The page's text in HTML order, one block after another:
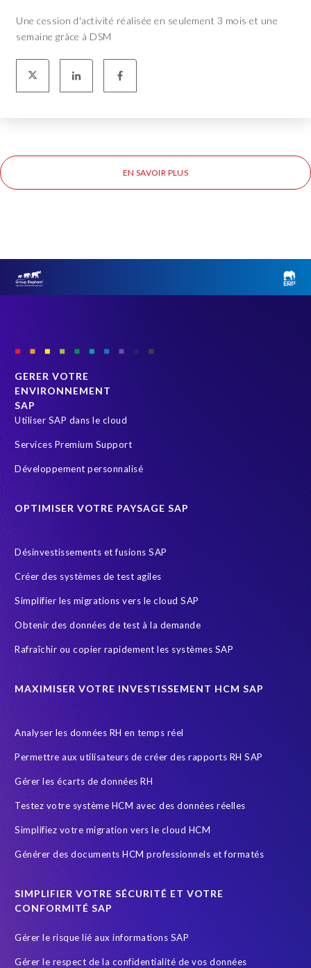
Une cession d'activité réalisée en seulement 3 mois et une
semaine grâce à DSM
EN SAVOIR PLUS
GERER VOTRE
ENVIRONNEMENT
SAP
Utiliser SAP dans le cloud
Services Premium Support
Développement personnalisé
OPTIMISER VOTRE PAYSAGE SAP
Désinvestissements et fusions SAP
Créer des systèmes de test agiles
Simplifier les migrations vers le cloud SAP
Obtenir des données de test à la demande
Rafraîchir ou copier rapidement les systèmes SAP
MAXIMISER VOTRE INVESTISSEMENT HCM SAP
Analyser les données RH en temps réel
Permettre aux utilisateurs de créer des rapports RH SAP
Gérer les écarts de données RH
Testez votre système HCM avec des données réelles
Simplifiez votre migration vers le cloud HCM
Générer des documents HCM professionnels et formatés
SIMPLIFIER VOTRE SÉCURITÉ ET VOTRE
CONFORMITÉ SAP
Gérer le risque lié aux informations SAP
Gérer le respect de la confidentialité de vos données